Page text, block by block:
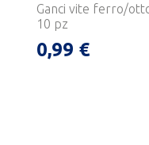
Ganci vite ferro/
10 pz
0,99 €